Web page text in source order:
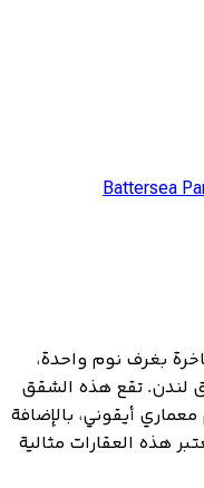
Battersea
بغرف نوم واحدة،
لندن. تقع هذه الشقق
بتصميم معماري أيقوني، بالإضافة
هذه العقارات مثالية